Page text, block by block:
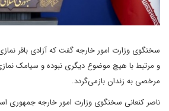
سخنگوی وزارت امور خارجه گفت که آزادی باقر
و مرتبط با هیچ موضوع دیگری نبوده و سیامک
مرخصی به زندان بازمی‌گردد.